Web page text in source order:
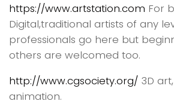
https://www.artstation.com For
Digital,traditional artists of any
professionals go here but
others are welcomed too.
http://www.cgsociety.org/ 3D
animation.